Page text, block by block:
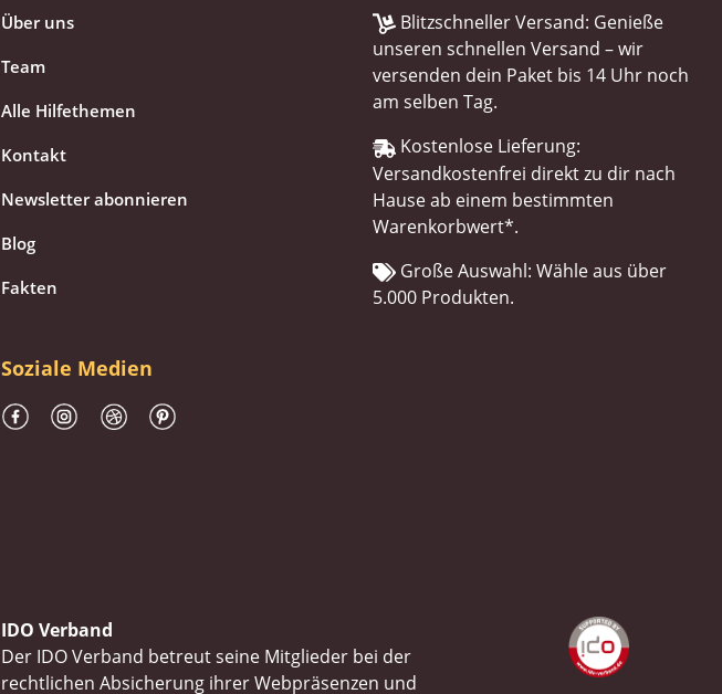
Über uns
Team
Alle Hilfethemen
Kontakt
Newsletter abonnieren
Blog
Fakten
Blitzschneller Versand: Genieße
unseren schnellen Versand – wir
versenden dein Paket bis 14 Uhr noch
am selben Tag.
Kostenlose Lieferung:
Versandkostenfrei direkt zu dir nach
Hause ab einem bestimmten
Warenkorbwert*.
Große Auswahl: Wähle aus über
5.000 Produkten.
Soziale Medien
IDO Verband
Der IDO Verband betreut seine Mitglieder bei der
rechtlichen Absicherung ihrer Webpräsenzen und